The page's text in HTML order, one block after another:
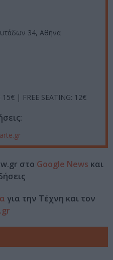
34, Αθήνα
| FREE SEATING: 12€
στο Google News και
για την Τέχνη και τον